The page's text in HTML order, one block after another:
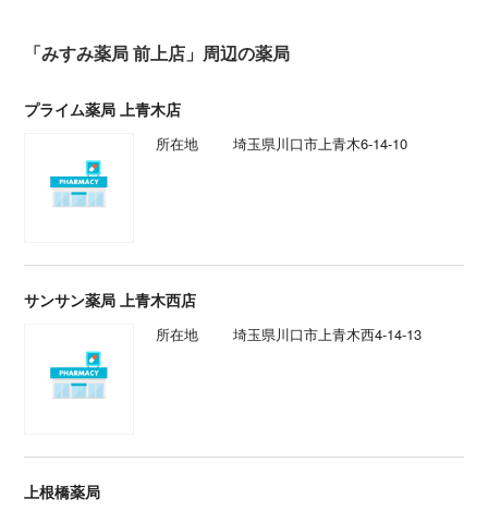
「みすみ薬局 前上店」周辺の薬局
プライム薬局 上青木店
所在地 埼玉県川口市上青木6-14-10
サンサン薬局 上青木西店
所在地 埼玉県川口市上青木西4-14-13
上根橋薬局